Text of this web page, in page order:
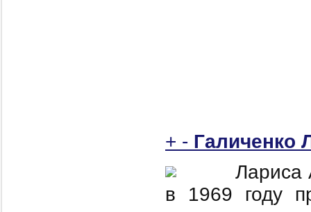
+ - Галиченко
Лариса
в 1969 году